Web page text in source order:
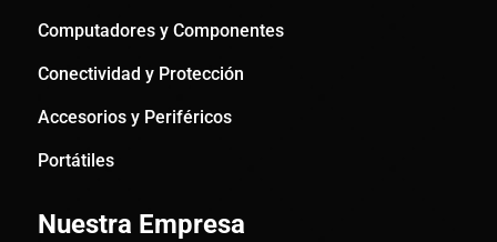
Computadores y Componentes
Conectividad y Protección
Accesorios y Periféricos
Portátiles
Nuestra Empresa